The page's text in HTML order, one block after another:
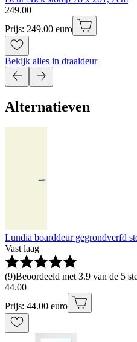
249.00
Prijs: 249.00 euro
Bekijk alles in draaideur
Alternatieven
Lundia boarddeur gegrondverfd
Vast laag
(9)Beoordeeld met 3.9 van de 5
44.00
Prijs: 44.00 euro